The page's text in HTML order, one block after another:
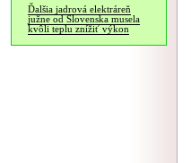
Ďalšia jadrová elektráreň
južne od Slovenska musela
kvôli teplu znížiť výkon